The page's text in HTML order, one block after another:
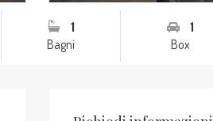
1
Bagni
1
Box